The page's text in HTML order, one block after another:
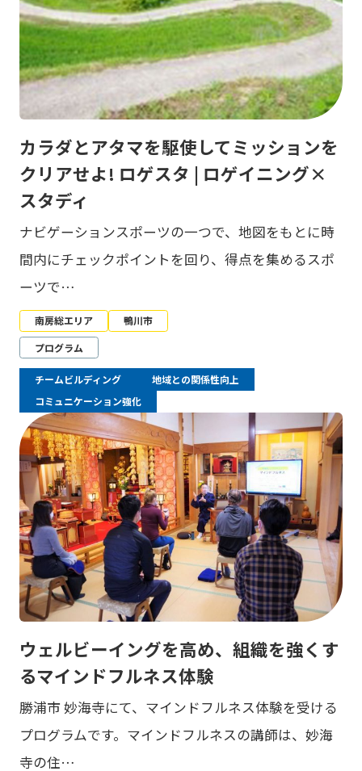
カラダとアタマを駆使してミッションを
クリアせよ! ロゲスタ | ロゲイニング×
スタディ
ナビゲーションスポーツの一つで、地図をもとに時
間内にチェックポイントを回り、得点を集めるスポ
ーツで…
南房総エリア
鴨川市
プログラム
チームビルディング
地域との関係性向上
コミュニケーション強化
ウェルビーイングを高め、組織を強くす
るマインドフルネス体験
勝浦市 妙海寺にて、マインドフルネス体験を受ける
プログラムです。マインドフルネスの講師は、妙海
寺の住…